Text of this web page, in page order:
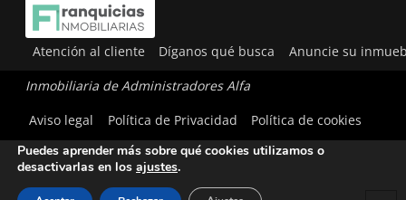
Atención al cliente Díganos qué busca Anuncie su
Inmobiliaria de Administradores Alfa
Aviso legal
Política de Privacidad Política de cookies
Utilizamos cookies para ofrecerte la mejor experiencia en
Puedes aprender más sobre qué cookies utilizamos o
desactivarlas en los ajustes.